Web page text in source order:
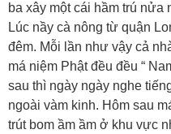
ba xây một cái hầm trú nửa
Lúc nầy cà nông từ quận
đêm. Mỗi lần như vậy cả
má niệm Phật đều đều “
sau thì ngày ngày nghe
ngoài vàm kinh. Hôm sau
trút bom ầm ầm ở khu vực